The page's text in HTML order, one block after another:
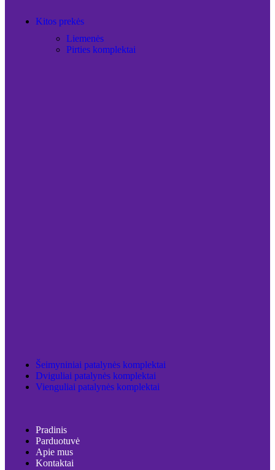
Kitos prekės
Liemenės
Pirties komplektai
Šeimyniniai patalynės komplektai
Dviguliai patalynės komplektai
Vienguliai patalynės komplektai
Pradinis
Parduotuvė
Apie mus
Kontaktai